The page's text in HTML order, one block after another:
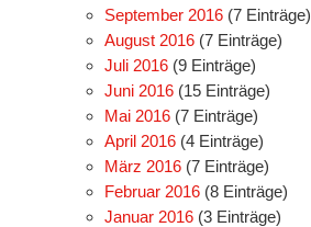
September 2016 (7 Einträge)
August 2016 (7 Einträge)
Juli 2016 (9 Einträge)
Juni 2016 (15 Einträge)
Mai 2016 (7 Einträge)
April 2016 (4 Einträge)
März 2016 (7 Einträge)
Februar 2016 (8 Einträge)
Januar 2016 (3 Einträge)